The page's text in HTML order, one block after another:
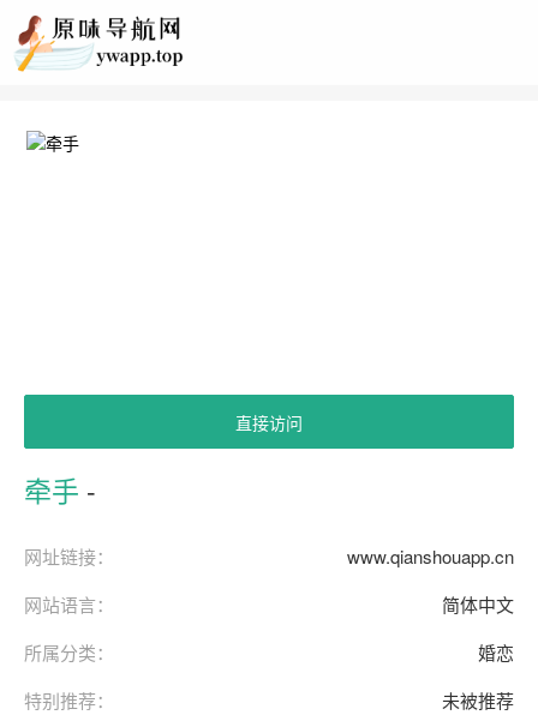
直接访问
牵手 -
网址链接：
www.qianshouapp.cn
网站语言：
简体中文
所属分类：
婚恋
特别推荐：
未被推荐